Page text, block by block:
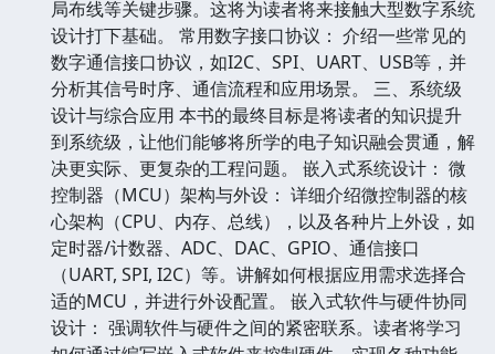
局布线等关键步骤。这将为读者将来接触大型数字系统
设计打下基础。 常用数字接口协议： 介绍一些常见的
数字通信接口协议，如I2C、SPI、UART、USB等，并
分析其信号时序、通信流程和应用场景。 三、系统级
设计与综合应用 本书的最终目标是将读者的知识提升
到系统级，让他们能够将所学的电子知识融会贯通，解
决更实际、更复杂的工程问题。 嵌入式系统设计： 微
控制器（MCU）架构与外设： 详细介绍微控制器的核
心架构（CPU、内存、总线），以及各种片上外设，如
定时器/计数器、ADC、DAC、GPIO、通信接口
（UART, SPI, I2C）等。讲解如何根据应用需求选择合
适的MCU，并进行外设配置。 嵌入式软件与硬件协同
设计： 强调软件与硬件之间的紧密联系。读者将学习